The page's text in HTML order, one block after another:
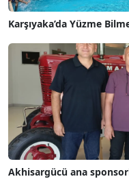
Karşıyaka’da Yüzme
Akhisargücü ana